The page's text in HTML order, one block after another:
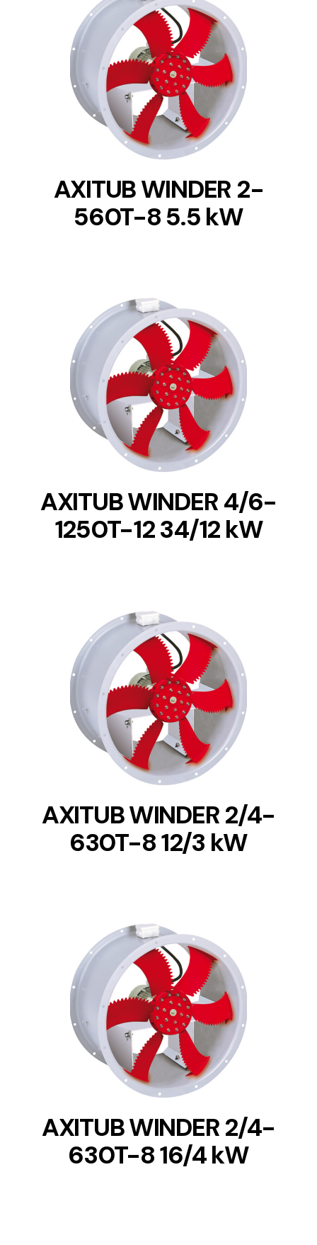
DETAILS
AXITUB WINDER 2-
560T-8 5.5 kW
DETAILS
AXITUB WINDER 4/6-
1250T-12 34/12 kW
DETAILS
AXITUB WINDER 2/4-
630T-8 12/3 kW
DETAILS
AXITUB WINDER 2/4-
630T-8 16/4 kW